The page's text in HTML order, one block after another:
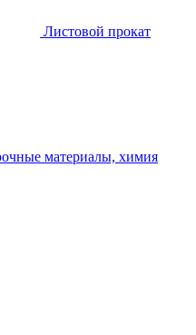
Листовой прокат
материалы, химия